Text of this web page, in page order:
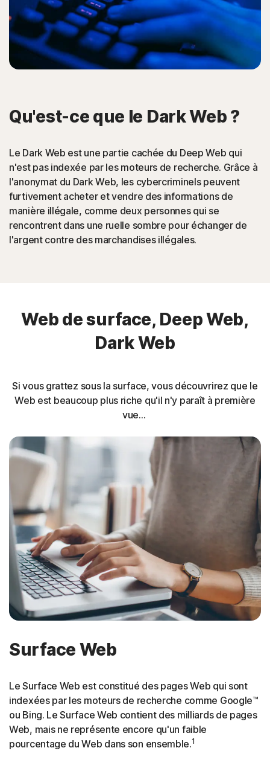
Qu'est-ce que le Dark Web ?
Le Dark Web est une partie cachée du Deep Web qui
n'est pas indexée par les moteurs de recherche. Grâce à
l'anonymat du Dark Web, les cybercriminels peuvent
furtivement acheter et vendre des informations de
manière illégale, comme deux personnes qui se
rencontrent dans une ruelle sombre pour échanger de
l'argent contre des marchandises illégales.
Web de surface, Deep Web,
Dark Web
Si vous grattez sous la surface, vous découvrirez que le
Web est beaucoup plus riche qu'il n'y paraît à première
vue...
Surface Web
Le Surface Web est constitué des pages Web qui sont
indexées par les moteurs de recherche comme Google™
ou Bing. Le Surface Web contient des milliards de pages
Web, mais ne représente encore qu'un faible
pourcentage du Web dans son ensemble.1